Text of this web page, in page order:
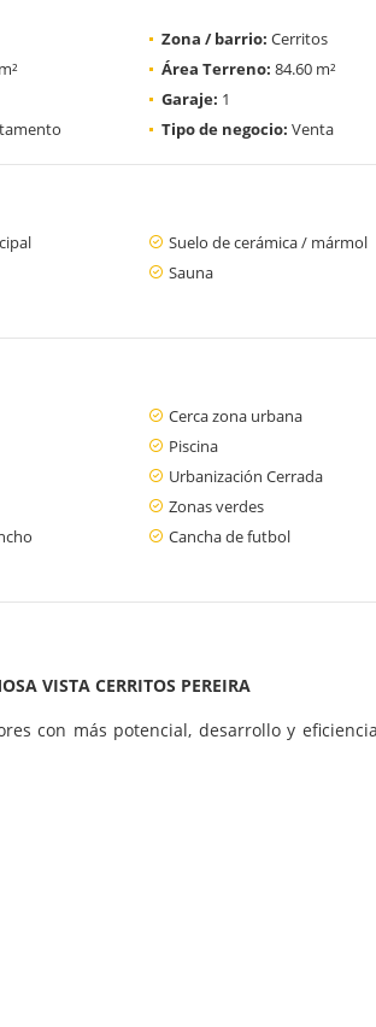
Zona / barrio: Cerritos
Área Terreno: 84.60 m²
Garaje: 1
Tipo de negocio: Venta
Suelo de cerámica / mármol
Sauna
Cerca zona urbana
Piscina
Urbanización Cerrada
Zonas verdes
Cancha de futbol
VISTA CERRITOS PEREIRA
con más potencial, desarrollo y